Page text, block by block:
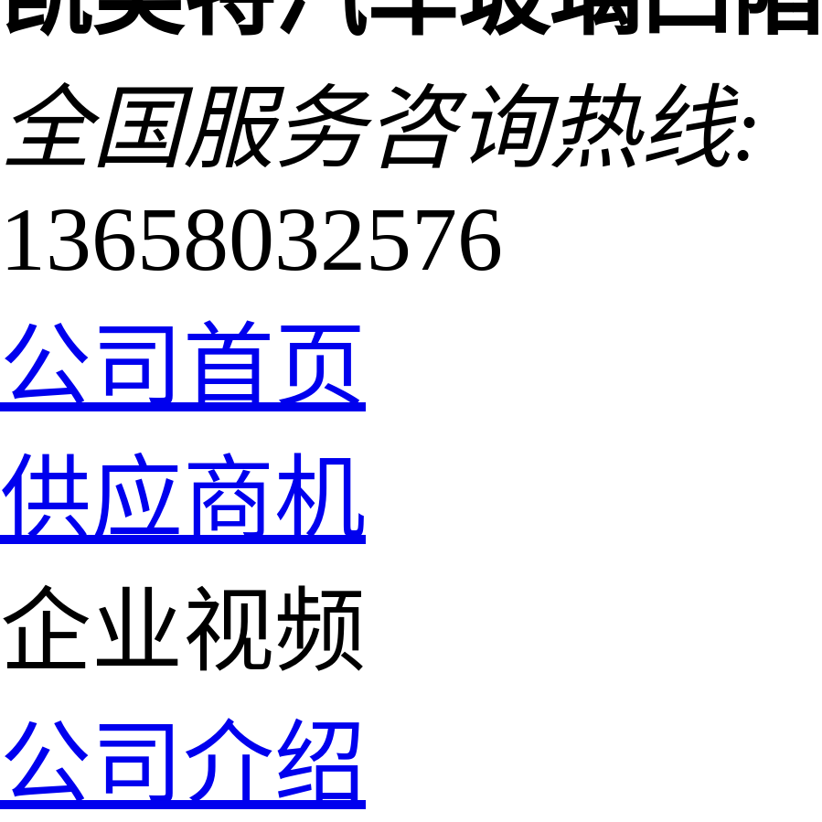
全国服务咨询热线:
13658032576
公司首页
供应商机
企业视频
公司介绍